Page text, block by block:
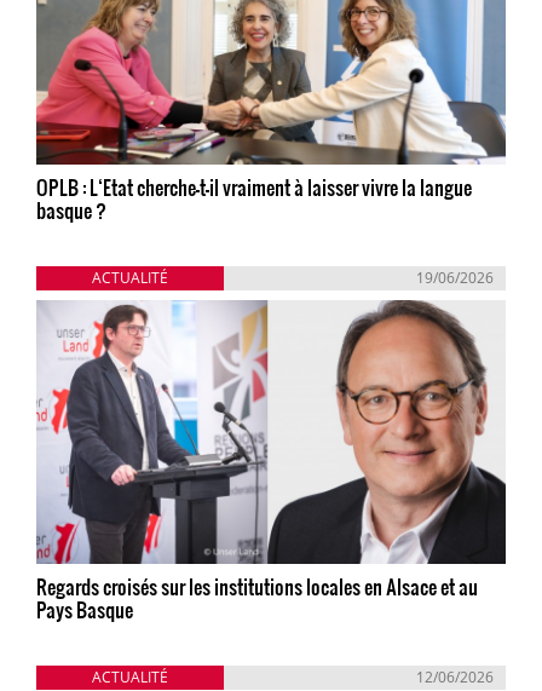
OPLB : L‘Etat cherche-t-il vraiment à laisser vivre la langue
basque ?
ACTUALITÉ 19/06/2026
Regards croisés sur les institutions locales en Alsace et au
Pays Basque
ACTUALITÉ 12/06/2026